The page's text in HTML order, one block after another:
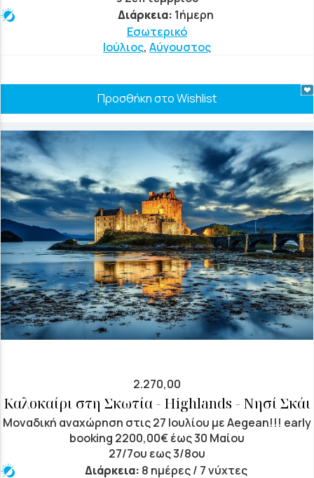
Διάρκεια: 1ήμερη
Εσωτερικό
Ιούλιος, Αύγουστος
Προσθήκη στο Wishlist
2.270,00
Καλοκαίρι στη Σκωτία - Highlands - Νησί Σκάι
Μοναδική αναχώρηση στις 27 Ιουλίου με Aegean!!! early
booking 2200,00€ έως 30 Μαίου
27/7ου εως 3/8ου
Διάρκεια: 8 ημέρες / 7 νύχτες